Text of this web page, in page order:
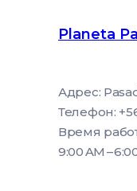
Planeta
Адрес:
Телефон:
Время
9:00 AM –